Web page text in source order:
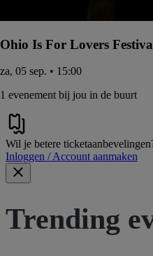
Ohio Is For Lovers
za, 05 sep. • 15:00
1 evenement bij jou in de buurt
Wil je betere
Inloggen / Account aanmaken
Trending